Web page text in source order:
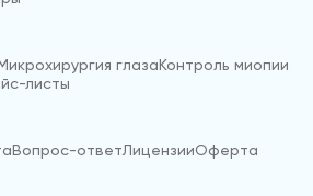
глазаКонтроль миопии
листы
Вопрос-ответЛицензииОферта